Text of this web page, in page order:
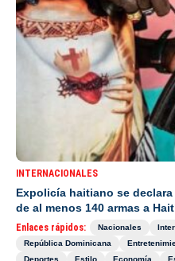
INTERNACIONALES
Expolicía haitiano se
de al menos 140 armas a
Enlaces rápidos: Nacionales
República Dominicana
Deportes
Estilo Economía